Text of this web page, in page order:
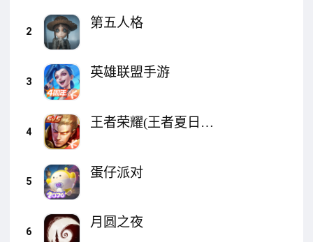
2
第五人格
3
英雄联盟手游
4
王者荣耀(王者夏日农
5
蛋仔派对
6
月圆之夜